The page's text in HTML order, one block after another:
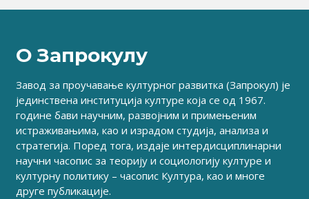
О Запрокулу
Завод за проучавање културног развитка (Запрокул) је
јединствена институција културе која се од 1967.
године бави научним, развојним и примењеним
истраживањима, као и израдом студија, анализа и
стратегија. Поред тога, издаје интердисциплинарни
научни часопис за теорију и социологију културе и
културну политику – часопис Култура, као и многе
друге публикације.